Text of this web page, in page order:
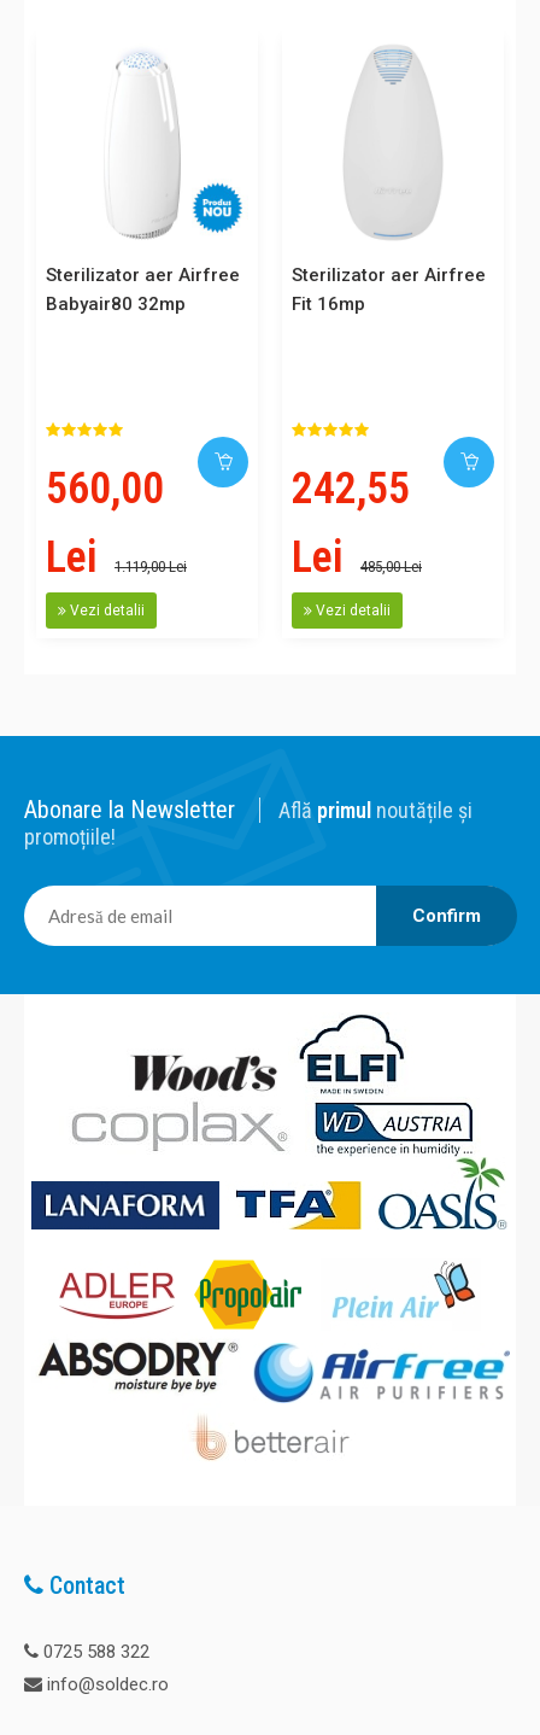
-50%
Sterilizator aer Airfree
Babyair80 32mp
560,00
Lei
1.119,00 Lei
Vezi detalii
-50%
Sterilizator aer Airfree
Fit 16mp
242,55
Lei
485,00 Lei
Vezi detalii
Abonare la Newsletter Află primul noutățile și
promoțiile!
Confirm
Contact
0725 588 322
info@soldec.ro